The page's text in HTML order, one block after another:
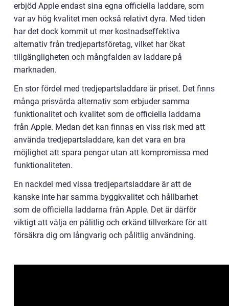
erbjöd Apple endast sina egna officiella laddare, som
var av hög kvalitet men också relativt dyra. Med tiden
har det dock kommit ut mer kostnadseffektiva
alternativ från tredjepartsföretag, vilket har ökat
tillgängligheten och mångfalden av laddare på
marknaden.
En stor fördel med tredjepartsladdare är priset. Det finns
många prisvärda alternativ som erbjuder samma
funktionalitet och kvalitet som de officiella laddarna
från Apple. Medan det kan finnas en viss risk med att
använda tredjepartsladdare, kan det vara en bra
möjlighet att spara pengar utan att kompromissa med
funktionaliteten.
En nackdel med vissa tredjepartsladdare är att de
kanske inte har samma byggkvalitet och hållbarhet
som de officiella laddarna från Apple. Det är därför
viktigt att välja en pålitlig och erkänd tillverkare för att
försäkra dig om långvarig och pålitlig användning.